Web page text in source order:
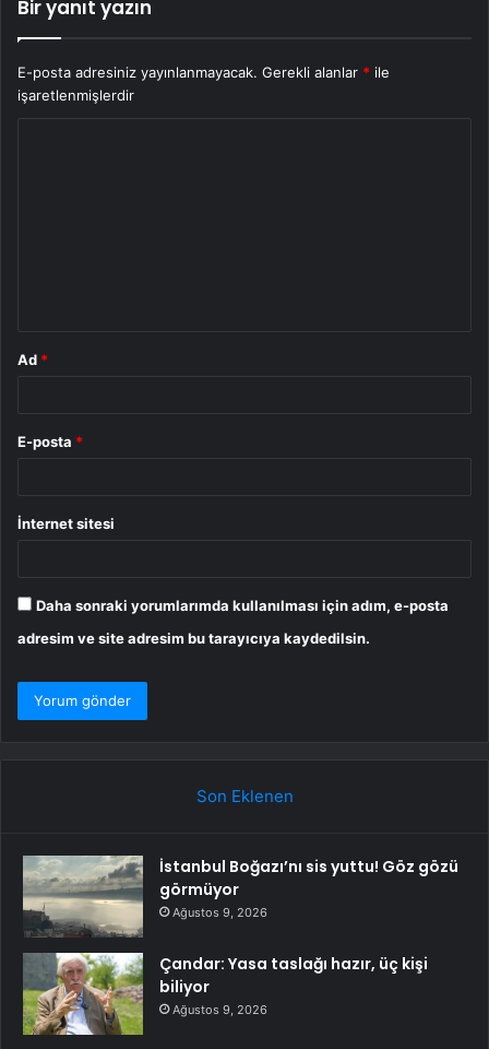
Bir yanıt yazın
E-posta adresiniz yayınlanmayacak. Gerekli alanlar * ile
işaretlenmişlerdir
Ad *
E-posta *
İnternet sitesi
Daha sonraki yorumlarımda kullanılması için adım, e-posta
adresim ve site adresim bu tarayıcıya kaydedilsin.
Son Eklenen
İstanbul Boğazı’nı sis yuttu! Göz gözü
görmüyor
Ağustos 9, 2026
Çandar: Yasa taslağı hazır, üç kişi
biliyor
Ağustos 9, 2026